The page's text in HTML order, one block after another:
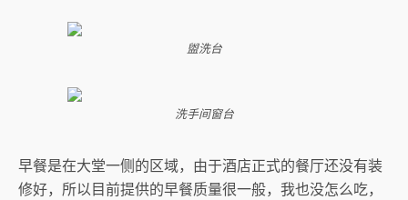
盥洗台
洗手间窗台
早餐是在大堂一侧的区域，由于酒店正式的餐厅还没有装
修好，所以目前提供的早餐质量很一般，我也没怎么吃，